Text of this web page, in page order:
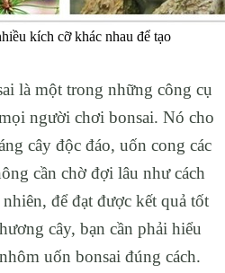
kích cỡ khác nhau để tạo
là một trong những công cụ
người chơi bonsai. Nó cho
cây độc đáo, uốn cong các
cần chờ đợi lâu như cách
để đạt được kết quả tốt
cây, bạn cần phải hiểu
uốn bonsai đúng cách.